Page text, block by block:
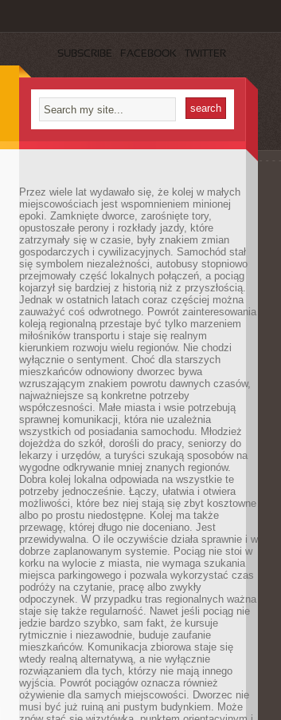
SUBSCRIBE FACEBOOK TWITTER
Przez wiele lat wydawało się, że kolej w małych
miejscowościach jest wspomnieniem minionej
epoki. Zamknięte dworce, zarośnięte tory,
opustoszałe perony i rozkłady jazdy, które
zatrzymały się w czasie, były znakiem zmian
gospodarczych i cywilizacyjnych. Samochód stał
się symbolem niezależności, autobusy stopniowo
przejmowały część lokalnych połączeń, a pociąg
kojarzył się bardziej z historią niż z przyszłością.
Jednak w ostatnich latach coraz częściej można
zauważyć coś odwrotnego. Powrót zainteresowania
koleją regionalną przestaje być tylko marzeniem
miłośników transportu i staje się realnym
kierunkiem rozwoju wielu regionów. Nie chodzi
wyłącznie o sentyment. Choć dla starszych
mieszkańców odnowiony dworzec bywa
wzruszającym znakiem powrotu dawnych czasów,
najważniejsze są konkretne potrzeby
współczesności. Małe miasta i wsie potrzebują
sprawnej komunikacji, która nie uzależnia
wszystkich od posiadania samochodu. Młodzież
dojeżdża do szkół, dorośli do pracy, seniorzy do
lekarzy i urzędów, a turyści szukają sposobów na
wygodne odkrywanie mniej znanych regionów.
Dobra kolej lokalna odpowiada na wszystkie te
potrzeby jednocześnie. Łączy, ułatwia i otwiera
możliwości, które bez niej stają się zbyt kosztowne
albo po prostu niedostępne. Kolej ma także
przewagę, której długo nie doceniano. Jest
przewidywalna. O ile oczywiście działa sprawnie i w
dobrze zaplanowanym systemie. Pociąg nie stoi w
korku na wylocie z miasta, nie wymaga szukania
miejsca parkingowego i pozwala wykorzystać czas
podróży na czytanie, pracę albo zwykły
odpoczynek. W przypadku tras regionalnych ważna
staje się także regularność. Nawet jeśli pociąg nie
jedzie bardzo szybko, sam fakt, że kursuje
rytmicznie i niezawodnie, buduje zaufanie
mieszkańców. Komunikacja zbiorowa staje się
wtedy realną alternatywą, a nie wyłącznie
rozwiązaniem dla tych, którzy nie mają innego
wyjścia. Powrót pociągów oznacza również
ożywienie dla samych miejscowości. Dworzec nie
musi być już ruiną ani pustym budynkiem. Może